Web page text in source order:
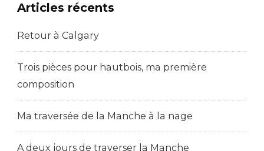
Articles récents
Retour à Calgary
Trois pièces pour hautbois, ma première
composition
Ma traversée de la Manche à la nage
A deux jours de traverser la Manche